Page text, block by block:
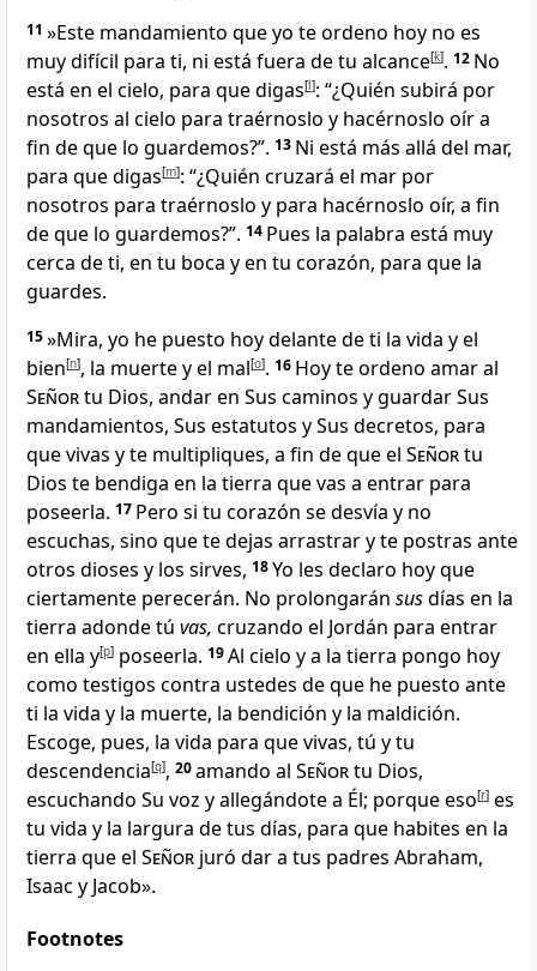
11 »Este mandamiento que yo te ordeno hoy no es
muy difícil para ti, ni está fuera de tu alcance[k]. 12 No
está en el cielo, para que digas[l]: “¿Quién subirá por
nosotros al cielo para traérnoslo y hacérnoslo oír a
fin de que lo guardemos?”. 13 Ni está más allá del mar,
para que digas[m]: “¿Quién cruzará el mar por
nosotros para traérnoslo y para hacérnoslo oír, a fin
de que lo guardemos?”. 14 Pues la palabra está muy
cerca de ti, en tu boca y en tu corazón, para que la
guardes.
15»Mira, yo he puesto hoy delante de ti la vida y el
bien[n], la muerte y el mal[o]. 16 Hoy te ordeno amar al
Señortu Dios, andar en Sus caminos y guardar Sus
mandamientos, Sus estatutos y Sus decretos, para
que vivas y te multipliques, a fin de que el Señortu
Dios te bendiga en la tierra que vas a entrar para
poseerla. 17 Pero si tu corazón se desvía y no
escuchas, sino que te dejas arrastrar y te postras ante
otros dioses y los sirves, 18Yo les declaro hoy que
ciertamente perecerán. No prolongarán susdías en la
tierra adonde tú vas, cruzando el Jordán para entrar
en ella y[p] poseerla. 19Al cielo y a la tierra pongo hoy
como testigos contra ustedes de que he puesto ante
ti la vida y la muerte, la bendición y la maldición.
Escoge, pues, la vida para que vivas, tú y tu
descendencia[q], 20amando al Señortu Dios,
escuchando Su voz y allegándote a Él; porque eso[r] es
tu vida y la largura de tus días, para que habites en la
tierra que el Señor juró dar a tus padres Abraham,
Isaac y Jacob».
Footnotes